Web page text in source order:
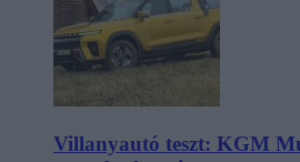
Villanyautó teszt: KGM